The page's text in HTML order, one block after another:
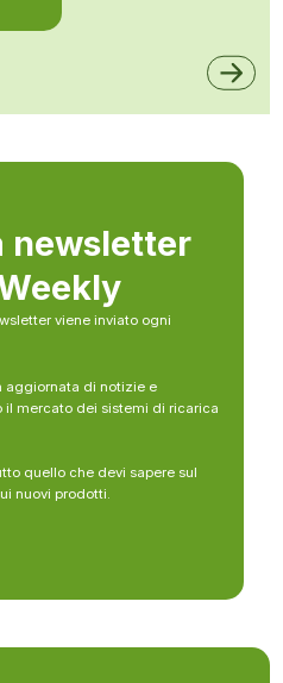
newsletter
viene inviato ogni
aggiornata di notizie e
mercato dei sistemi di ricarica
quello che devi sapere sul
nuovi prodotti.